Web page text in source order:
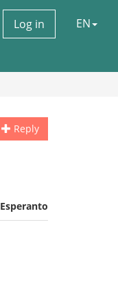
Log in EN
Reply
Esperanto